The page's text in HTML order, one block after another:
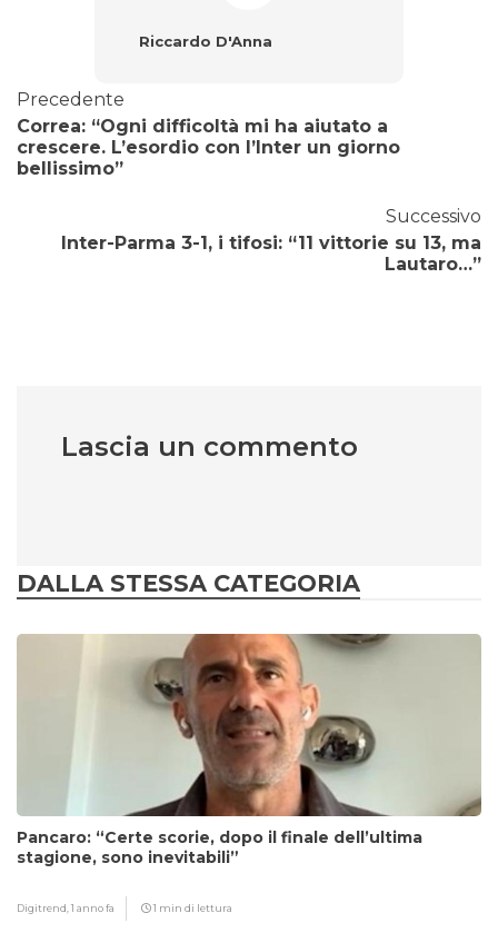
Riccardo D'Anna
Precedente
Correa: “Ogni difficoltà mi ha aiutato a
crescere. L’esordio con l’Inter un giorno
bellissimo”
Successivo
Inter-Parma 3-1, i tifosi: “11 vittorie su 13, ma
Lautaro…”
Lascia un commento
DALLA STESSA CATEGORIA
Pancaro: “Certe scorie, dopo il finale dell’ultima
stagione, sono inevitabili”
Digitrend,1 anno fa 1 min di lettura